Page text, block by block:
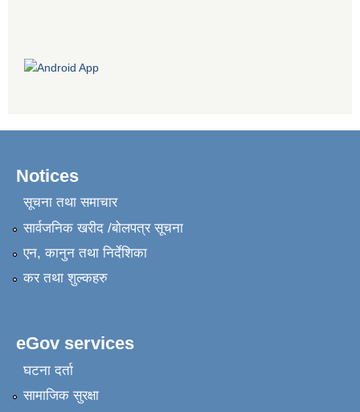
Notices
सूचना तथा समाचार
सार्वजनिक खरीद /बोलपत्र सूचना
एन, कानुन तथा निर्देशिका
कर तथा शुल्कहरु
eGov services
घटना दर्ता
सामाजिक सुरक्षा